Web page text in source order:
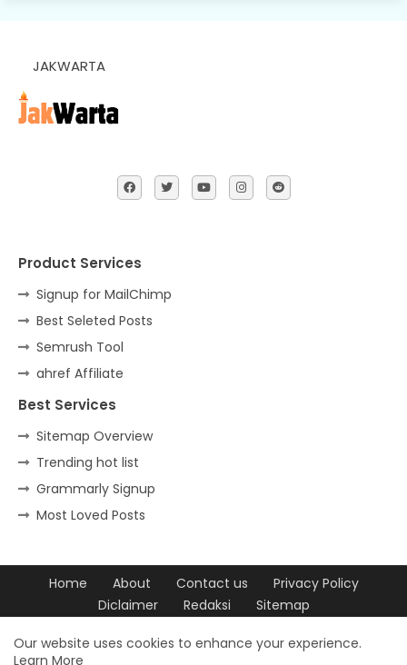
JAKWARTA
Product Services
Signup for MailChimp
Best Seleted Posts
Semrush Tool
ahref Affiliate
Best Services
Sitemap Overview
Trending hot list
Grammarly Signup
Most Loved Posts
Home About Contact us
Privacy Policy
Diclaimer
Redaksi
Sitemap
Our website uses cookies to enhance your experience.
Learn More